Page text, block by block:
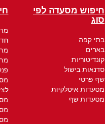
חיפוש מסעדה לפי
סוג
בתי קפה
בארים
קונדיטוריות
סדנאות בישול
שף פרטי
מסעדות איטלקיות
מסעדות שף